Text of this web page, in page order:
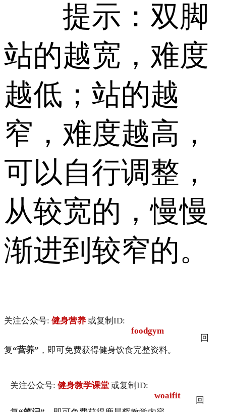
提示：双脚
站的越宽，难度
越低；站的越
窄，难度越高，
可以自行调整，
从较宽的，慢慢
渐进到较窄的。
关注公众号: 健身营养 或复制ID:
foodgym
回
复“营养” ，即可免费获得健身饮食完整资料。
关注公众号: 健身教学课堂 或复制ID:
woaifit
回